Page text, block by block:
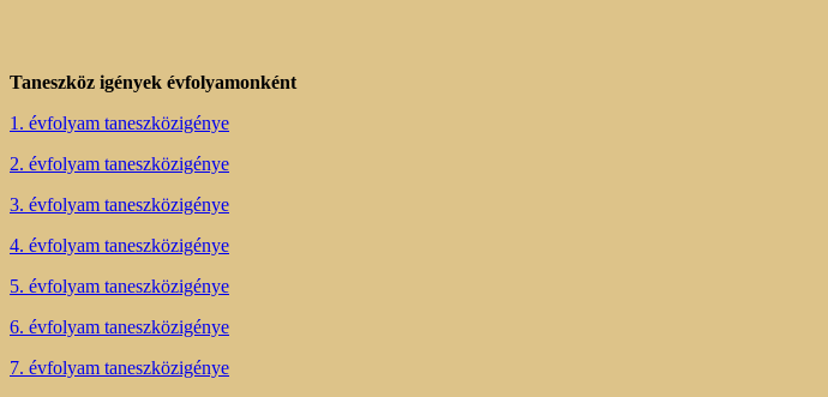
Taneszköz igények évfolyamonként
1. évfolyam taneszközigénye
2. évfolyam taneszközigénye
3. évfolyam taneszközigénye
4. évfolyam taneszközigénye
5. évfolyam taneszközigénye
6. évfolyam taneszközigénye
7. évfolyam taneszközigénye